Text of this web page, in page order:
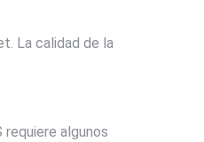
La calidad de la
algunos